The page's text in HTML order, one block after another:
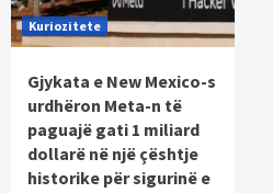
Kuriozitete
Gjykata e New Mexico-s
urdhëron Meta-n të
paguajë gati 1 miliard
dollarë në një çështje
historike për sigurinë e